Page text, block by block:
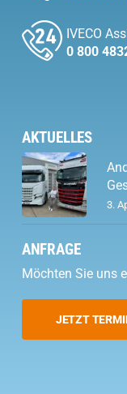
IVECO
0 800
AKTUELLES
3.
ANFRAGE
Möchten Sie uns
JETZT